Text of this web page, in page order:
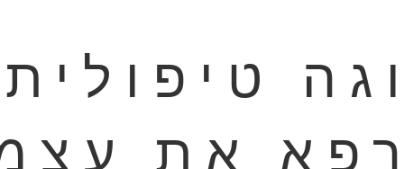
את